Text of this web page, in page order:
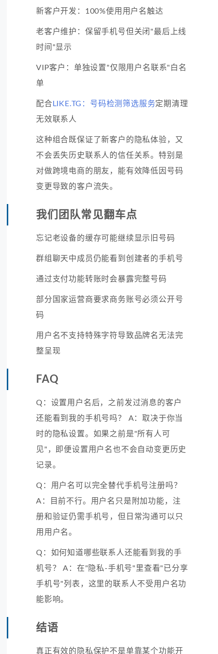
新客户开发：100%使用用户名触达
老客户维护：保留手机号但关闭"最后上线
时间"显示
VIP客户：单独设置"仅限用户名联系"白名
单
配合 LIKE.TG：号码检测筛选服务定期清理
无效联系人
这种组合既保证了新客户的隐私体验，又
不会丢失历史联系人的信任关系。特别是
对做跨境电商的朋友，能有效降低因号码
变更导致的客户流失。
我们团队常见翻车点
忘记老设备的缓存可能继续显示旧号码
群组聊天中成员仍能看到创建者的手机号
通过支付功能转账时会暴露完整号码
部分国家运营商要求商务账号必须公开号
码
用户名不支持特殊字符导致品牌名无法完
整呈现
FAQ
Q：设置用户名后，之前发过消息的客户
还能看到我的手机号吗？ A：取决于你当
时的隐私设置。如果之前是"所有人可
见"，即便设置用户名也不会自动变更历史
记录。
Q：用户名可以完全替代手机号注册吗？
A：目前不行。用户名只是附加功能，注
册和验证仍需手机号，但日常沟通可以只
用用户名。
Q：如何知道哪些联系人还能看到我的手
机号？ A：在"隐私-手机号"里查看"已分享
手机号"列表，这里的联系人不受用户名功
能影响。
结语
真正有效的隐私保护不是单靠某个功能开